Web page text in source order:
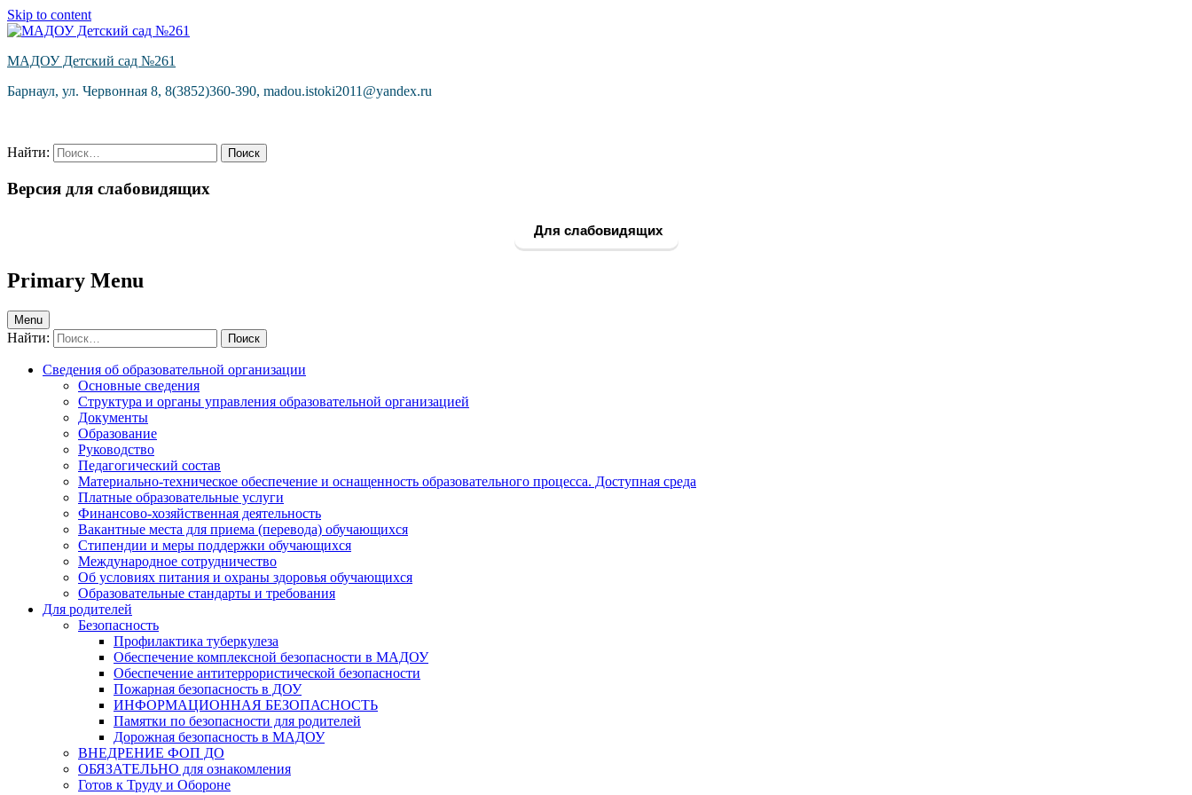
Skip to content
МАДОУ Детский сад №261
Барнаул, ул. Червонная 8, 8(3852)360-390, madou.istoki2011@yandex.ru
Найти:
Версия для слабовидящих
Для слабовидящих
Primary Menu
Menu
Найти:
Сведения об образовательной организации
Основные сведения
Структура и органы управления образовательной организацией
Документы
Образование
Руководство
Педагогический состав
Материально-техническое обеспечение и оснащенность образовательного процесса. Доступная среда
Платные образовательные услуги
Финансово-хозяйственная деятельность
Вакантные места для приема (перевода) обучающихся
Стипендии и меры поддержки обучающихся
Международное сотрудничество
Об условиях питания и охраны здоровья обучающихся
Образовательные стандарты и требования
Для родителей
Безопасность
Профилактика туберкулеза
Обеспечение комплексной безопасности в МАДОУ
Обеспечение антитеррористической безопасности
Пожарная безопасность в ДОУ
ИНФОРМАЦИОННАЯ БЕЗОПАСНОСТЬ
Памятки по безопасности для родителей
Дорожная безопасность в МАДОУ
ВНЕДРЕНИЕ ФОП ДО
ОБЯЗАТЕЛЬНО для ознакомления
Готов к Труду и Обороне